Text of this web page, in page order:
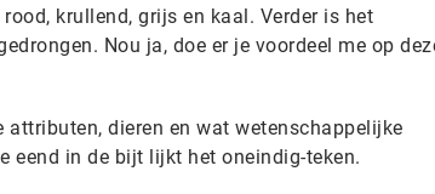
krullend, grijs en kaal. Verder is het
Nou ja, doe er je voordeel me op
dieren en wat wetenschappelijke
eend in de bijt lijkt het oneindig-teken.